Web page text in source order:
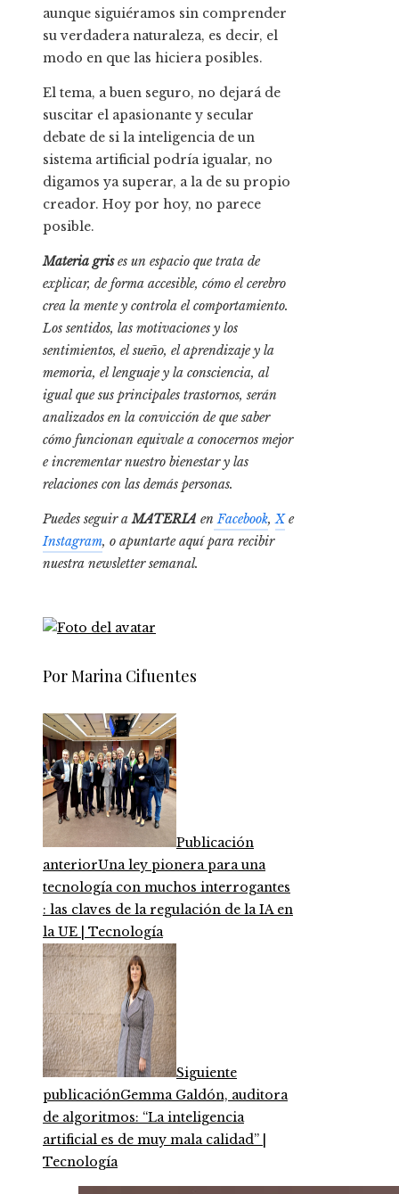
aunque siguiéramos sin comprender
su verdadera naturaleza, es decir, el
modo en que las hiciera posibles.
El tema, a buen seguro, no dejará de
suscitar el apasionante y secular
debate de si la inteligencia de un
sistema artificial podría igualar, no
digamos ya superar, a la de su propio
creador. Hoy por hoy, no parece
posible.
Materia gris es un espacio que trata de
explicar, de forma accesible, cómo el cerebro
crea la mente y controla el comportamiento.
Los sentidos, las motivaciones y los
sentimientos, el sueño, el aprendizaje y la
memoria, el lenguaje y la consciencia, al
igual que sus principales trastornos, serán
analizados en la convicción de que saber
cómo funcionan equivale a conocernos mejor
e incrementar nuestro bienestar y las
relaciones con las demás personas.
Puedes seguir aMATERIA en Facebook,Xe
Instagram, o apuntarte aquí para recibir
nuestra newsletter semanal.
Por Marina Cifuentes
Publicación
anteriorUna ley pionera para una
tecnología con muchos interrogantes
: las claves de la regulación de la IA en
la UE | Tecnología
Siguiente
publicaciónGemma Galdón, auditora
de algoritmos: “La inteligencia
artificial es de muy mala calidad” |
Tecnología